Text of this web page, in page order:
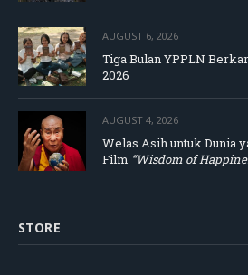
AUGUST 6, 2026
Tiga Bulan YPPLN
2026
AUGUST 4, 2026
Welas Asih untuk Dunia
Film “Wisdom of
STORE